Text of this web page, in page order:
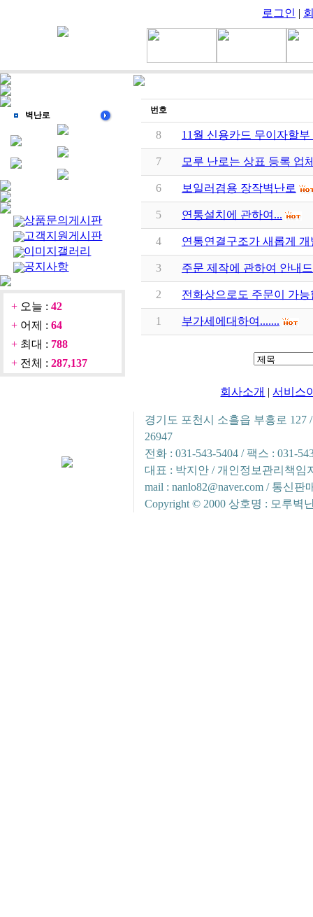
로그인 |
상품문의게시판
고객지원게시판
이미지갤러리
공지사항
+ 오늘 : 42
+ 어제 : 64
+ 최대 : 788
+ 전체 : 287,137
번호
8 11월 신용카드 무이자할
7 모루 난로는 상표 등록 업
6 보일러겸용 장작벽난로
5 연통설치에 관하여...
4 연통연결구조가 새롭게
3 주문 제작에 관하여 안내
2 전화상으로도 주문이 가능
1 부가세에대하여.......
회사소개 |서비스
경기도 포천시 소흘읍 부흥로 127
26947
전화 : 031-543-5404 / 팩스 : 031-
대표 : 박지안 / 개인정보관리책임
mail : nanlo82@naver.com / 통신
Copyright © 2000 상호명 : 모루벽